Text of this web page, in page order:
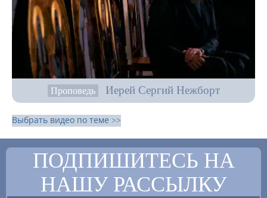
Проповедь Иерей Сергий Нежборт
Выбрать видео по теме >>
ПОДПИШИТЕСЬ НА
НАШУ РАССЫЛКУ